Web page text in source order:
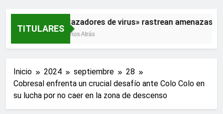
TITULARES
«Cazadores de virus» rastrean amenazas
2 Años Atrás
Inicio 2024 septiembre
28
Cobresal enfrenta un crucial desafío ante Colo Colo en
su lucha por no caer en la zona de descenso